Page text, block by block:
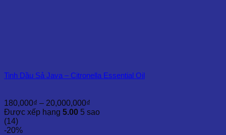
Tinh Dầu Sả Java – Citronella Essential Oil
180,000₫ – 20,000,000₫
giá:
Được xếp hạng 5.00 5 sao
(14)
-20%